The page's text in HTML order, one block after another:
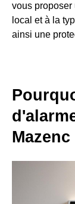
vous
local et à la
ainsi une
Mazenc